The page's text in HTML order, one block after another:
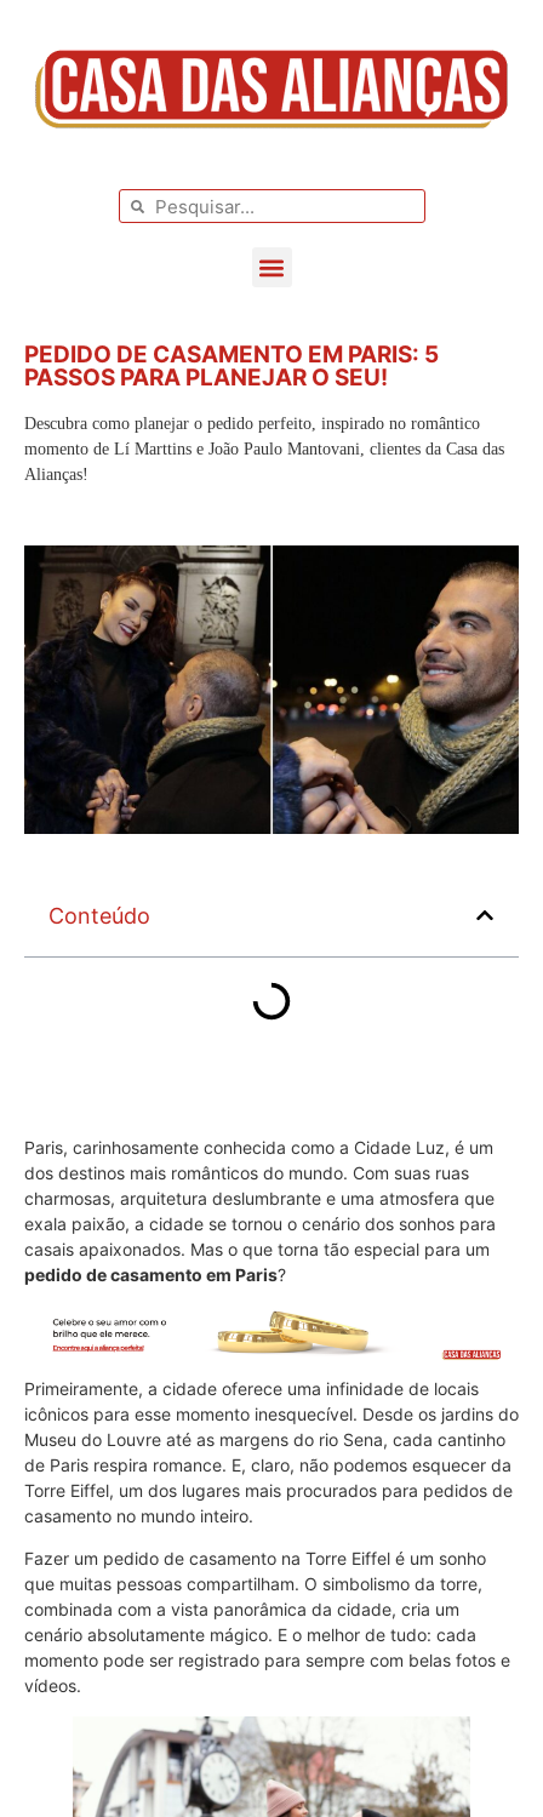
PEDIDO DE CASAMENTO EM PARIS: 5
PASSOS PARA PLANEJAR O SEU!
Descubra como planejar o pedido perfeito, inspirado no romântico
momento de Lí Marttins e João Paulo Mantovani, clientes da Casa das
Alianças!
Conteúdo
Paris, carinhosamente conhecida como a Cidade Luz, é um
dos destinos mais românticos do mundo. Com suas ruas
charmosas, arquitetura deslumbrante e uma atmosfera que
exala paixão, a cidade se tornou o cenário dos sonhos para
casais apaixonados. Mas o que torna tão especial para um
pedido de casamento em Paris?
Primeiramente, a cidade oferece uma infinidade de locais
icônicos para esse momento inesquecível. Desde os jardins do
Museu do Louvre até as margens do rio Sena, cada cantinho
de Paris respira romance. E, claro, não podemos esquecer da
Torre Eiffel, um dos lugares mais procurados para pedidos de
casamento no mundo inteiro.
Fazer um pedido de casamento na Torre Eiffel é um sonho
que muitas pessoas compartilham. O simbolismo da torre,
combinada com a vista panorâmica da cidade, cria um
cenário absolutamente mágico. E o melhor de tudo: cada
momento pode ser registrado para sempre com belas fotos e
vídeos.